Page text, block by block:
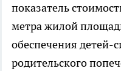
показатель
метра жилой
обеспечения детей-
родительского